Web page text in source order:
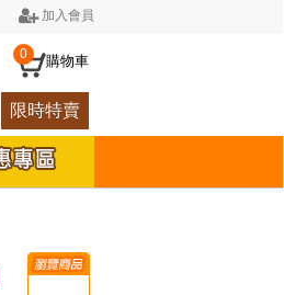
加入會員
0 購物車
限時特賣